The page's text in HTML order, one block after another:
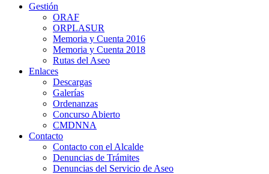
Gestión
ORAF
ORPLASUR
Memoria y Cuenta 2016
Memoria y Cuenta 2018
Rutas del Aseo
Enlaces
Descargas
Galerías
Ordenanzas
Concurso Abierto
CMDNNA
Contacto
Contacto con el Alcalde
Denuncias de Trámites
Denuncias del Servicio de Aseo